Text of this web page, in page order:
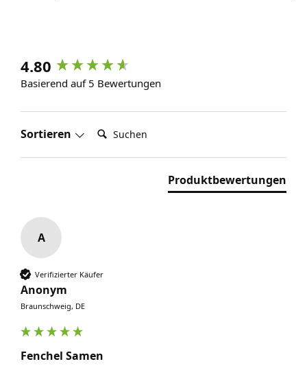
4.80
Basierend auf 5 Bewertungen
Sortieren Suchen:
Produktbewertungen
A
Verifizierter Käufer
Anonym
Braunschweig, DE
Fenchel Samen